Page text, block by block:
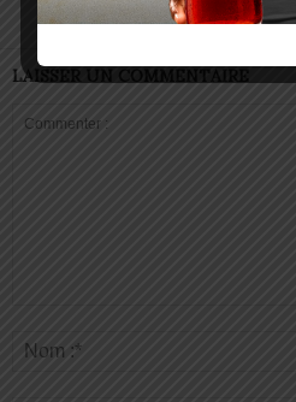
LAISSER UN COMMENTAIRE